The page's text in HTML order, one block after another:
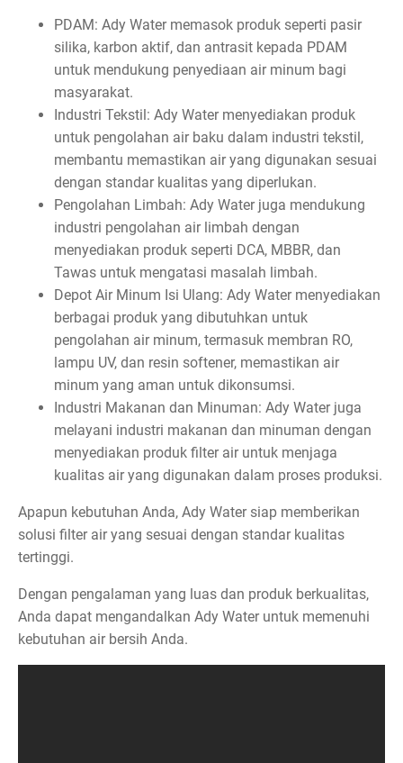
PDAM: Ady Water memasok produk seperti pasir
silika, karbon aktif, dan antrasit kepada PDAM
untuk mendukung penyediaan air minum bagi
masyarakat.
Industri Tekstil: Ady Water menyediakan produk
untuk pengolahan air baku dalam industri tekstil,
membantu memastikan air yang digunakan sesuai
dengan standar kualitas yang diperlukan.
Pengolahan Limbah: Ady Water juga mendukung
industri pengolahan air limbah dengan
menyediakan produk seperti DCA, MBBR, dan
Tawas untuk mengatasi masalah limbah.
Depot Air Minum Isi Ulang: Ady Water menyediakan
berbagai produk yang dibutuhkan untuk
pengolahan air minum, termasuk membran RO,
lampu UV, dan resin softener, memastikan air
minum yang aman untuk dikonsumsi.
Industri Makanan dan Minuman: Ady Water juga
melayani industri makanan dan minuman dengan
menyediakan produk filter air untuk menjaga
kualitas air yang digunakan dalam proses produksi.
Apapun kebutuhan Anda, Ady Water siap memberikan
solusi filter air yang sesuai dengan standar kualitas
tertinggi.
Dengan pengalaman yang luas dan produk berkualitas,
Anda dapat mengandalkan Ady Water untuk memenuhi
kebutuhan air bersih Anda.